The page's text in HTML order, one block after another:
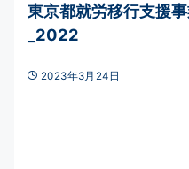
東京都就労移行支援
_2022
2023年3月24日